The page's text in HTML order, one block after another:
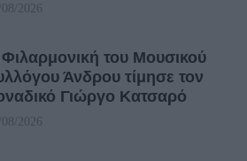
08/2026
του Μουσικού
Άνδρου τίμησε τον
Γιώργο Κατσαρό
08/2026